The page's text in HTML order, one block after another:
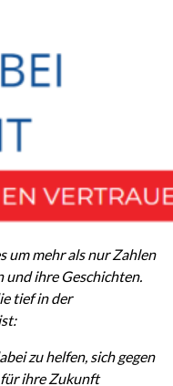
um mehr als nur Zahlen
und ihre Geschichten.
tief in der
zu helfen, sich gegen
ihre Zukunft